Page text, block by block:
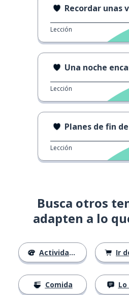
Recordar unas
Lección
Una noche
Lección
Planes de fin
Lección
Busca otros
adapten a lo
Actividades
Comida
Ir de